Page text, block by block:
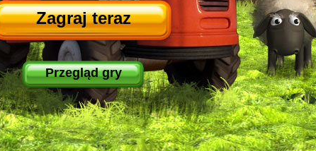
Zagraj teraz
Przegląd gry